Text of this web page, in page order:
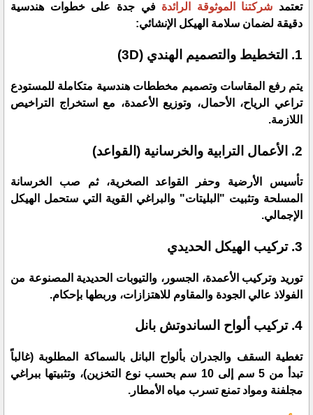
​تعتمد شركتنا الموثوقة الرائدة في جدة على خطوات هندسية
دقيقة لضمان سلامة الهيكل الإنشائي:
​1. التخطيط والتصميم الهندي (3D)
​يتم رفع المقاسات وتصميم مخططات هندسية متكاملة للمستودع
تراعي الرياح، الأحمال، وتوزيع الأعمدة، مع استخراج التراخيص
اللازمة.
​2. الأعمال الترابية والخرسانية (القواعد)
​تأسيس الأرضية وحفر القواعد الصخرية، ثم صب الخرسانة
المسلحة وتثبيت "البليتات" والبراغي القوية التي ستحمل الهيكل
الإجمالي.
​3. تركيب الهيكل الحديدي
​توريد وتركيب الأعمدة، الجسور، والتيوبات الحديدية المصنوعة من
الفولاذ عالي الجودة والمقاوم للاهتزازات، وربطها بإحكام.
​4. تركيب ألواح الساندوتش بانل
​تغطية السقف والجدران بألواح البانل بالسماكة المطلوبة (غالباً
تبدأ من 5 سم إلى 10 سم بحسب نوع التخزين)، وتثبيتها ببراغي
مجلفنة ومواد تمنع تسرب مياه الأمطار.